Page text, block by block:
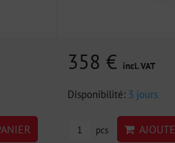
358 € incl. VAT
Disponibilité: 3 jours
pcs